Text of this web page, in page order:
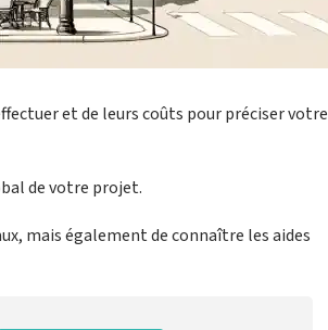
et de leurs coûts pour préciser votre
de votre projet.
mais également de connaître les aides